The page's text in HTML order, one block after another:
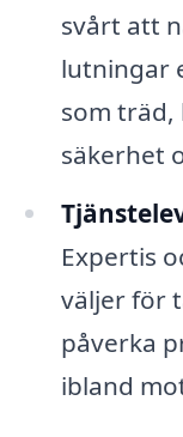
svårt att
lutningar
som träd,
säkerhet
Expertis
väljer för
påverka
ibland